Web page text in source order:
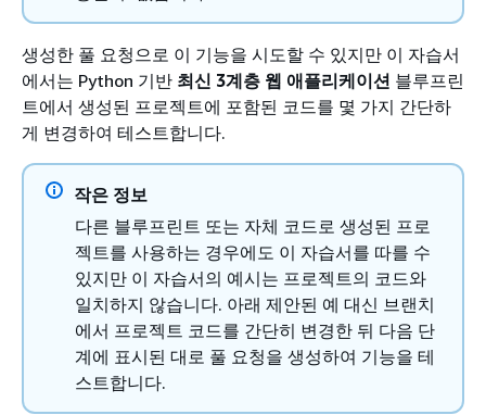
생성한 풀 요청으로 이 기능을 시도할 수 있지만 이 자습서
에서는 Python 기반 최신 3계층 웹 애플리케이션 블루프린
트에서 생성된 프로젝트에 포함된 코드를 몇 가지 간단하
게 변경하여 테스트합니다.
작은 정보
다른 블루프린트 또는 자체 코드로 생성된 프로
젝트를 사용하는 경우에도 이 자습서를 따를 수
있지만 이 자습서의 예시는 프로젝트의 코드와
일치하지 않습니다. 아래 제안된 예 대신 브랜치
에서 프로젝트 코드를 간단히 변경한 뒤 다음 단
계에 표시된 대로 풀 요청을 생성하여 기능을 테
스트합니다.